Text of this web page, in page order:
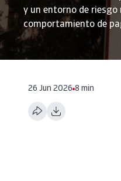
y un entorno de
comportamiento de
26 Jun 2026 8 min